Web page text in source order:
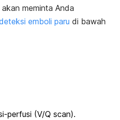
meminta Anda
emboli paru di bawah
perfusi (V/Q scan).